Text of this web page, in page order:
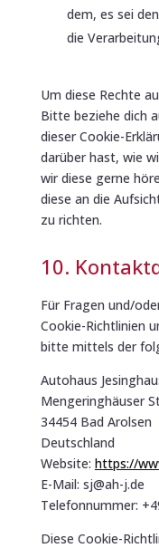
dem, es sei
die
Um diese Rechte
Bitte beziehe dich
dieser Cookie-
darüber hast, wie
wir diese gerne
diese an die
zu richten.
10.
Für Fragen und/
Cookie-Richtlinien
bitte mittels der
Autohaus
Mengeringhäuser
34454 Bad Arolsen
Deutschland
Website: https://
E-Mail: sj@ah-j.de
Telefonnummer:
Diese Cookie-